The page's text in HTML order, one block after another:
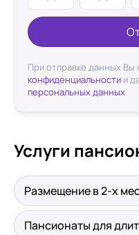
При отправке данных Вы
конфиденциальности и
персональных данных
Услуги
Размещение в 2-х
Пансионаты для